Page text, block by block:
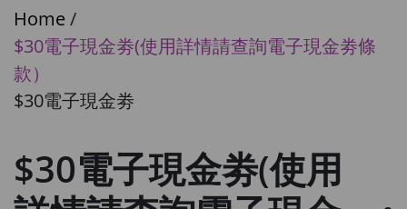
Home/
$30電子現金劵(使用詳情請查詢電子現金劵條
款）
$30電子現金劵
$30電子現金劵(使用